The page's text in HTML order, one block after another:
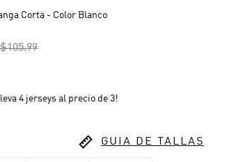
Corta - Color Blanco
4 jerseys al precio de 3!
 GUIA DE TALLAS